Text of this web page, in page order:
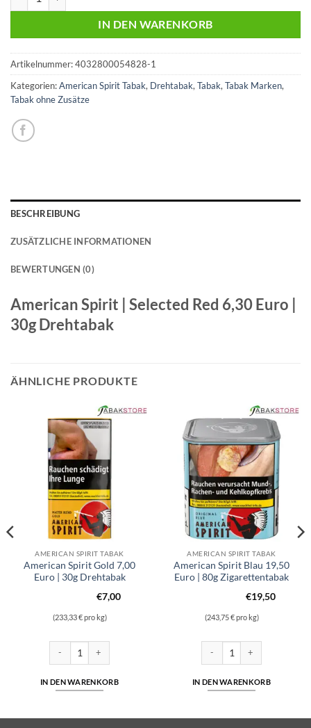
IN DEN WARENKORB
Artikelnummer:4032800054828-1
Kategorien:American Spirit Tabak, Drehtabak, Tabak, Tabak Marken,
Tabak ohne Zusätze
BESCHREIBUNG
ZUSÄTZLICHE INFORMATIONEN
BEWERTUNGEN (0)
American Spirit | Selected Red 6,30 Euro |
30g Drehtabak
ÄHNLICHE PRODUKTE
AMERICAN SPIRIT TABAK
American Spirit Gold 7,00
Euro | 30g Drehtabak
€7,00
(233,33 € pro kg)
IN DEN WARENKORB
AMERICAN SPIRIT TABAK
American Spirit Blau 19,50
Euro | 80g Zigarettentabak
€19,50
(243,75 € pro kg)
IN DEN WARENKORB